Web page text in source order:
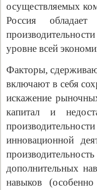
осуществляемых
Россия обладает
уровне всей
Факторы,
включают в себя
искажение
капитал и
инновационной
дополнительных
навыков